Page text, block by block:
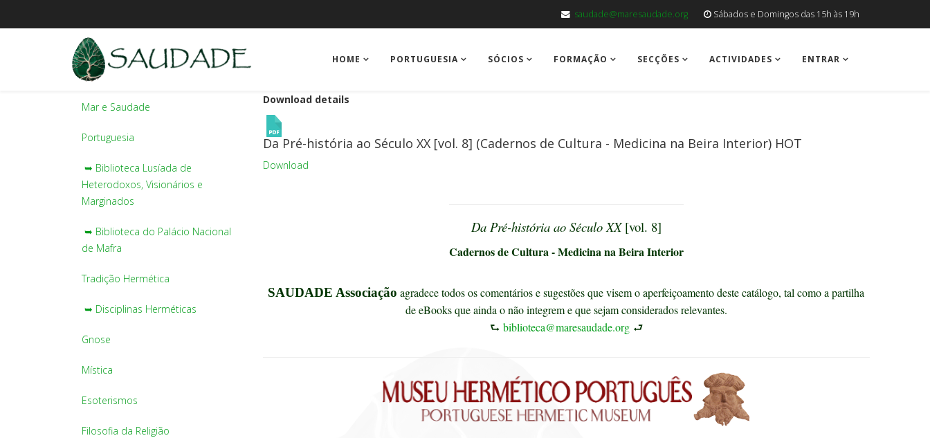
saudade@maresaudade.org Sábados e Domingos das 15h às 19h
HOME PORTUGUESIA SÓCIOS FORMAÇÃO SECÇÕES ACTIVIDADES ENTRAR
Mar e Saudade
Portuguesia
➥ Biblioteca Lusíada de
Heterodoxos, Visionários e
Marginados
➥ Biblioteca do Palácio Nacional
de Mafra
Tradição Hermética
➥ Disciplinas Herméticas
Gnose
Mística
Esoterismos
Filosofia da Religião
Download details
Da Pré-história ao Século XX [vol. 8] (Cadernos de Cultura - Medicina na Beira Interior) HOT
Download
Da Pré-história ao Século XX[vol. 8]
Cadernos de Cultura - Medicina na Beira Interior
SAUDADE Associação agradece todos os comentários e sugestões que visem o aperfeiçoamento deste catálogo, tal como a partilha
de eBooks que ainda o não integrem e que sejam considerados relevantes.
⮑ biblioteca@maresaudade.org⮐